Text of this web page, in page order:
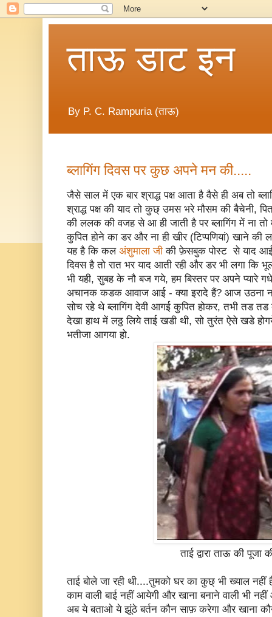
ताऊ डाट इन
By P. C. Rampuria (ताऊ)
ब्लागिंग दिवस पर कुछ अपने मन की.....
जैसे साल में एक बार श्राद्ध पक्ष आता है वैसे ही अब तो
श्राद्ध पक्ष की याद तो कुछ् उमस भरे मौसम की बैचेनी,
की ललक की वजह से आ ही जाती है पर ब्लागिंग में ना तो
कुपित होने का डर और ना ही खीर (टिप्पणियां) खाने की
यह है कि कल अंशुमाला जी की फ़ेसबुक पोस्ट से याद आई
दिवस है तो रात भर याद आती रही और डर भी लगा कि
भी यही, सुबह के नौ बज गये, हम बिस्तर पर अपने प्यारे
अचानक कडक आवाज आई - क्या इरादे हैं? आज उठना
सोच रहे थे ब्लागिंग देवी आगई कुपित होकर, तभी तड
देखा हाथ में लठ्ठ लिये ताई खडी थी, सो तुरंत ऐसे खडे
भतीजा आगया हो.
ताई द्वारा ताऊ की पूजा
ताई बोले जा रही थी....तुमको घर का कुछ् भी ख्याल
काम वाली बाई नहीं आयेगी और खाना बनाने वाली भी
अब ये बताओ ये झूंठे बर्तन कौन साफ़ करेगा और खाना